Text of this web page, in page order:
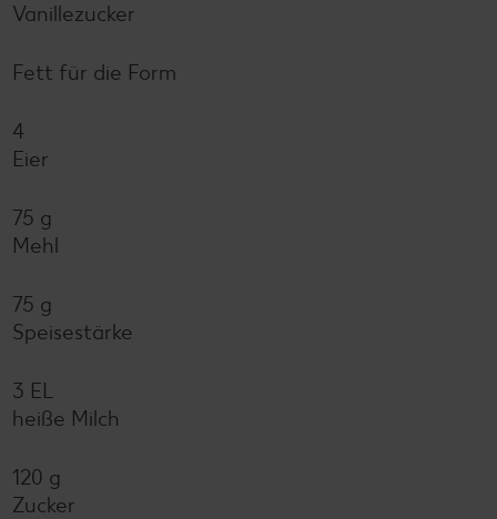
Vanillezucker
Fett für die Form
4
Eier
75 g
Mehl
75 g
Speisestärke
3 EL
heiße Milch
120 g
Zucker